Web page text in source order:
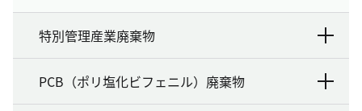
特別管理産業廃棄物
PCB（ポリ塩化ビフェニル）廃棄物